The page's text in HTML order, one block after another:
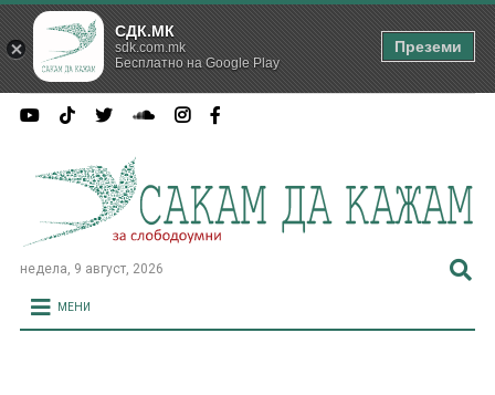
недела, 9 август, 2026
МЕНИ
СДК.МК
sdk.com.mk
Бесплатно на Google Play
Преземи